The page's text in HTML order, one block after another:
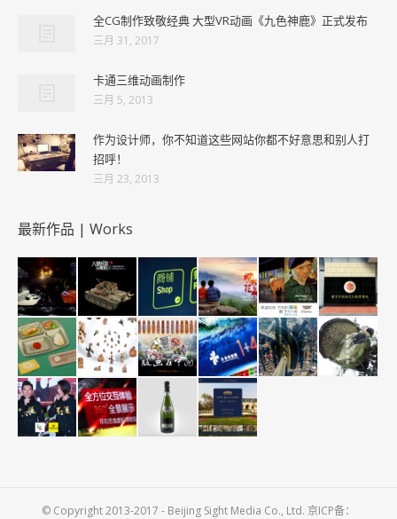
全CG制作致敬经典 大型VR动画《九色神鹿》正式发布
三月 31, 2017
卡通三维动画制作
三月 5, 2013
作为设计师，你不知道这些网站你都不好意思和别人打
招呼！
三月 23, 2013
最新作品 | Works
© Copyright 2013-2017 - Beijing Sight Media Co., Ltd. 京ICP备：